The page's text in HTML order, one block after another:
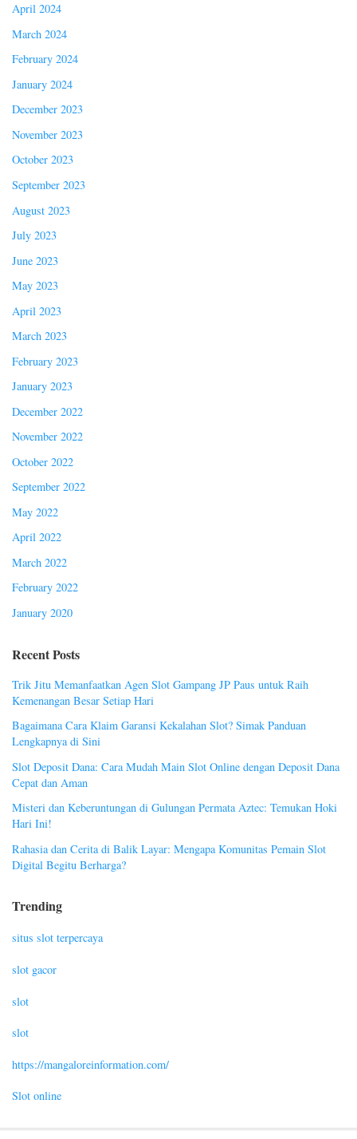
April 2024
March 2024
February 2024
January 2024
December 2023
November 2023
October 2023
September 2023
August 2023
July 2023
June 2023
May 2023
April 2023
March 2023
February 2023
January 2023
December 2022
November 2022
October 2022
September 2022
May 2022
April 2022
March 2022
February 2022
January 2020
Recent Posts
Trik Jitu Memanfaatkan Agen Slot Gampang JP Paus untuk Raih
Kemenangan Besar Setiap Hari
Bagaimana Cara Klaim Garansi Kekalahan Slot? Simak Panduan
Lengkapnya di Sini
Slot Deposit Dana: Cara Mudah Main Slot Online dengan Deposit Dana
Cepat dan Aman
Misteri dan Keberuntungan di Gulungan Permata Aztec: Temukan Hoki
Hari Ini!
Rahasia dan Cerita di Balik Layar: Mengapa Komunitas Pemain Slot
Digital Begitu Berharga?
Trending
situs slot terpercaya
slot gacor
slot
slot
https://mangaloreinformation.com/
Slot online